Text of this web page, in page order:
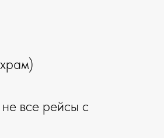
все рейсы с